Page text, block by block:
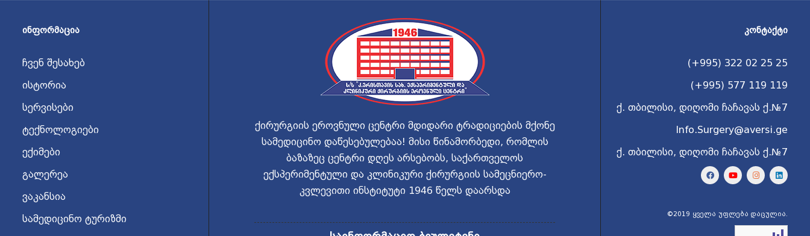
ᲘᲜᲤᲝᲠᲛᲐᲪᲘᲐ
ჩვენ შესახებ
ისტორია
სერვისები
ტექნოლოგიები
ექიმები
გალერეა
ვაკანსია
სამედიცინო ტურიზმი
ქირურგიის ეროვნული ცენტრი მდიდარი ტრადიციების მქონე
სამედიცინო დაწესებულებაა! მისი წინამორბედი, რომლის
ბაზაზეც ცენტრი დღეს არსებობს, საქართველოს
ექსპერიმენტული და კლინიკური ქირურგიის სამეცნიერო-
კვლევითი ინსტიტუტი 1946 წელს დაარსდა
ᲙᲝᲜᲢᲐᲥᲢᲘ
(+995) 322 02 25 25
(+995) 577 119 119
ქ. თბილისი, დიღომი ჩაჩავას ქ.№7
Info.Surgery@aversi.ge
ქ. თბილისი, დიღომი ჩაჩავას ქ.№7
©2019 ყველა უფლება დაცულია.